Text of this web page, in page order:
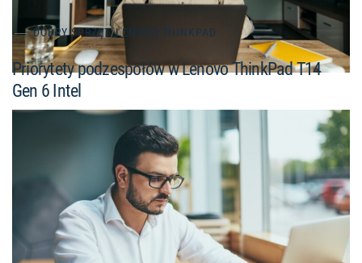
DOBRY SPRZĘT/LENOVO THINKPAD
Priorytety podzespołów w Lenovo ThinkPad T14
Gen 6 Intel